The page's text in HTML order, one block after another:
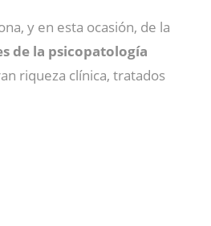
y en esta ocasión, de la
de la psicopatología
riqueza clínica, tratados